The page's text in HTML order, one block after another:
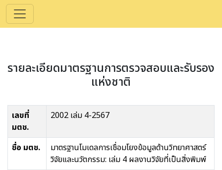
รายละเอียดมาตรฐานการตรวจสอบและรับรอง
แห่งชาติ
เลขที่
มตช.
2002 เล่ม 4-2567
ชื่อ มตช.
มาตรฐานโมเดลการเชื่อมโยงข้อมูลด้านวิทยาศาสตร์
วิจัยและนวัตกรรม: เล่ม 4 ผลงานวิจัยที่เป็นสิ่งพิมพ์